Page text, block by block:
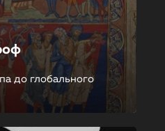
до глобального